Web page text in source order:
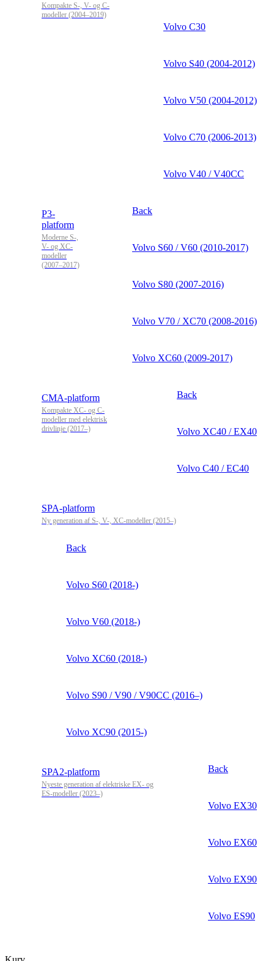
Kompakte S-, V- og C-
modeller (2004–2019)
Volvo C30
Volvo S40 (2004-2012)
Volvo V50 (2004-2012)
Volvo C70 (2006-2013)
Volvo V40 / V40CC
P3-
platform
Moderne S-,
V- og XC-
modeller
(2007–2017)
Back
Volvo S60 / V60 (2010-2017)
Volvo S80 (2007-2016)
Volvo V70 / XC70 (2008-2016)
Volvo XC60 (2009-2017)
CMA-platform
Kompakte XC- og C-
modeller med elektrisk
drivlinje (2017–)
Back
Volvo XC40 / EX40
Volvo C40 / EC40
SPA-platform
Ny generation af S-, V-, XC-modeller (2015–)
Back
Volvo S60 (2018-)
Volvo V60 (2018-)
Volvo XC60 (2018-)
Volvo S90 / V90 / V90CC (2016–)
Volvo XC90 (2015-)
SPA2-platform
Nyeste generation af elektriske EX- og
ES-modeller (2023–)
Back
Volvo EX30
Volvo EX60
Volvo EX90
Volvo ES90